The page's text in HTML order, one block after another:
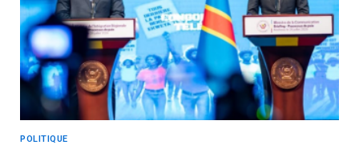
POLITIQUE